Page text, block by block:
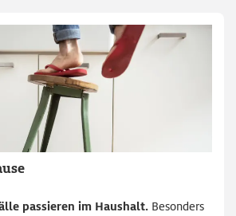
passieren im Haushalt. Besonders